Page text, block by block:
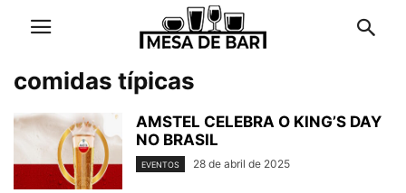
comidas típicas
AMSTEL CELEBRA O KING’S DAY
NO BRASIL
EVENTOS 28 de abril de 2025